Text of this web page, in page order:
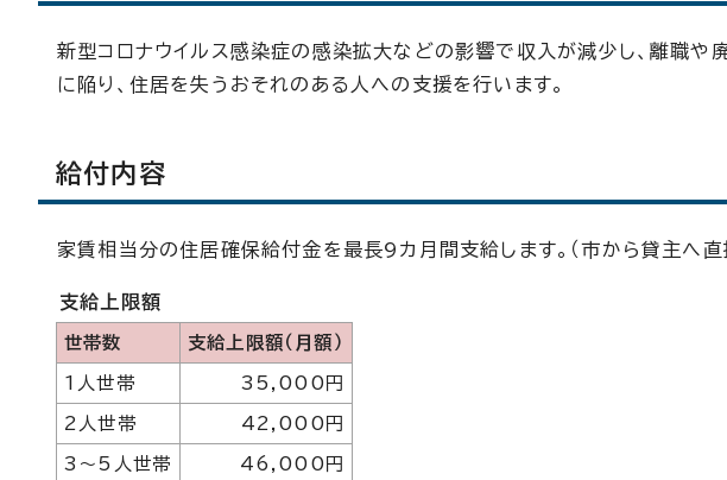
新型コロナウイルス感染症の感染拡大などの影響で収入が減少し、離職
に陥り、住居を失うおそれのある人への支援を行います。
給付内容
家賃相当分の住居確保給付金を最長9カ月間支給します。（市から貸主へ直
支給上限額
世帯数 支給上限額（月額）
1人世帯 35,000円
2人世帯 42,000円
3～5人世帯 46,000円